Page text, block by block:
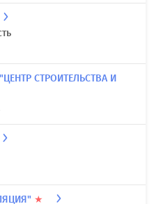
СТРОИТЕЛЬСТВА И
★